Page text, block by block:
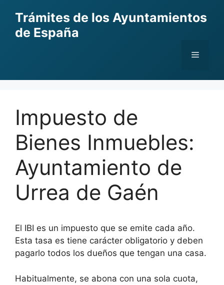
content
Trámites de los Ayuntamientos
de España
Menu
Impuesto de
Bienes Inmuebles:
Ayuntamiento de
Urrea de Gaén
El IBI es un impuesto que se emite cada año.
Esta tasa es tiene carácter obligatorio y deben
pagarlo todos los dueños que tengan una casa.
Habitualmente, se abona con una sola cuota,